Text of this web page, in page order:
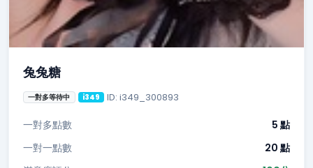
兔兔糖
一對多等待中 i349 ID: i349_300893
一對多點數
5 點
一對一點數
20 點